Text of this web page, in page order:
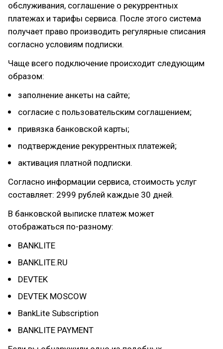
обслуживания, соглашение о рекуррентных
платежах и тарифы сервиса. После этого система
получает право производить регулярные списания
согласно условиям подписки.
Чаще всего подключение происходит следующим
образом:
заполнение анкеты на сайте;
согласие с пользовательским соглашением;
привязка банковской карты;
подтверждение рекуррентных платежей;
активация платной подписки.
Согласно информации сервиса, стоимость услуг
составляет: 2999 рублей каждые 30 дней.
В банковской выписке платеж может
отображаться по-разному:
BANKLITE
BANKLITE.RU
DEVTEK
DEVTEK MOSCOW
BankLite Subscription
BANKLITE PAYMENT